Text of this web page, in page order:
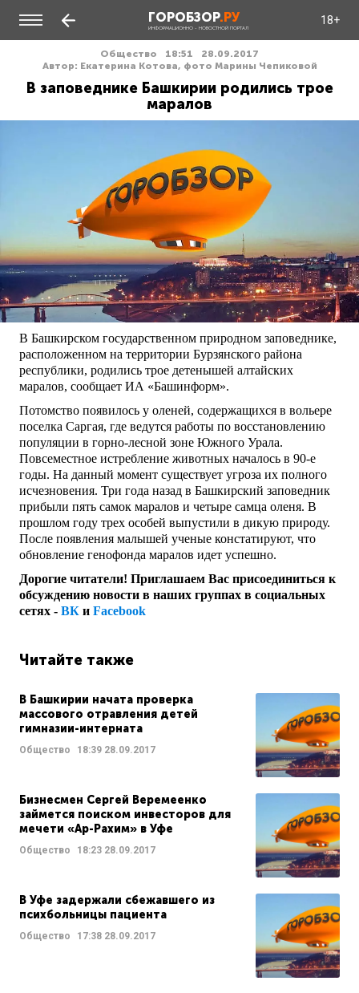
ГОРОБЗОР.РУ
ИНФОРМАЦИОННО - НОВОСТНОЙ ПОРТАЛ
18+
Общество 18:51
28.09.2017
Автор: Екатерина Котова, фото Марины Чепиковой
В заповеднике Башкирии родились трое
маралов
В Башкирском государственном природном заповеднике,
расположенном на территории Бурзянского района
республики, родились трое детенышей алтайских
маралов, сообщает ИА «Башинформ».
Потомство появилось у оленей, содержащихся в вольере
поселка Саргая, где ведутся работы по восстановлению
популяции в горно-лесной зоне Южного Урала.
Повсеместное истребление животных началось в 90-е
годы. На данный момент существует угроза их полного
исчезновения. Три года назад в Башкирский заповедник
прибыли пять самок маралов и четыре самца оленя. В
прошлом году трех особей выпустили в дикую природу.
После появления малышей ученые констатируют, что
обновление генофонда маралов идет успешно.
Дорогие читатели! Приглашаем Вас присоединиться к
обсуждению новости в наших группах в социальных
сетях - ВК и Facebook
Читайте также
В Башкирии начата проверка
массового отравления детей
гимназии-интерната
Общество 18:39 28.09.2017
Бизнесмен Сергей Веремеенко
займется поиском инвесторов для
мечети «Ар-Рахим» в Уфе
Общество 18:23 28.09.2017
В Уфе задержали сбежавшего из
психбольницы пациента
Общество 17:38 28.09.2017